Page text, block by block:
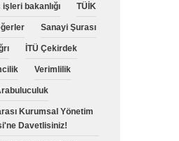
işleri bakanlığı TÜİK
Sanayi Şurası
İTÜ Çekirdek
Verimlilik
Kurumsal Yönetim
Davetlisiniz!